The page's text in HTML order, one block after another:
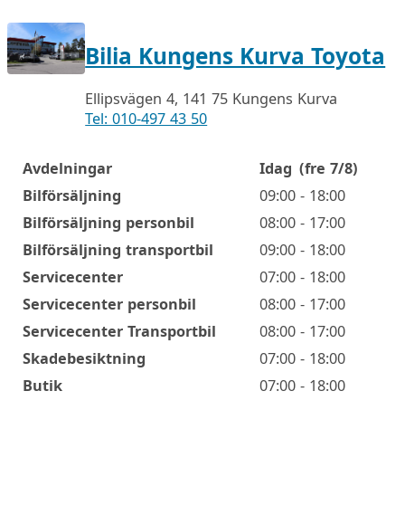
Bilia Kungens Kurva Toyota
Ellipsvägen 4, 141 75 Kungens Kurva
Tel: 010-497 43 50
Öppettider
Avdelningar Idag (fre 7/8)
Bilförsäljning
09:00 - 18:00
Bilförsäljning personbil
08:00 - 17:00
Bilförsäljning transportbil
09:00 - 18:00
Servicecenter
07:00 - 18:00
Servicecenter personbil
08:00 - 17:00
Servicecenter Transportbil
08:00 - 17:00
Skadebesiktning
07:00 - 18:00
Butik
07:00 - 18:00